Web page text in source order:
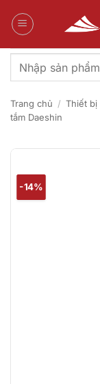
qua
Tìm
kiếm:
Trang chủ / Thiết bị
tắm Daeshin
-14%